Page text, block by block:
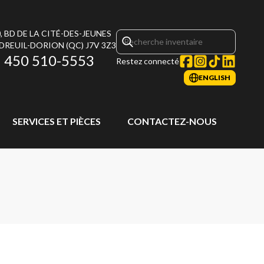
BD DE LA CITÉ-DES-JEUNES
DORION (QC) J7V 3Z3
450 510-5553 Restez connecté
ENGLISH
SERVICES ET PIÈCES CONTACTEZ-NOUS